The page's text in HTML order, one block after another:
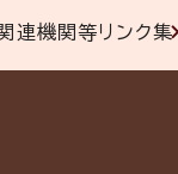
連機関等リンク集